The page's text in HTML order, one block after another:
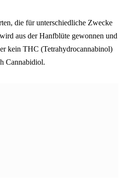
die für unterschiedliche Zwecke
aus der Hanfblüte gewonnen und
kein THC (Tetrahydrocannabinol)
Cannabidiol.